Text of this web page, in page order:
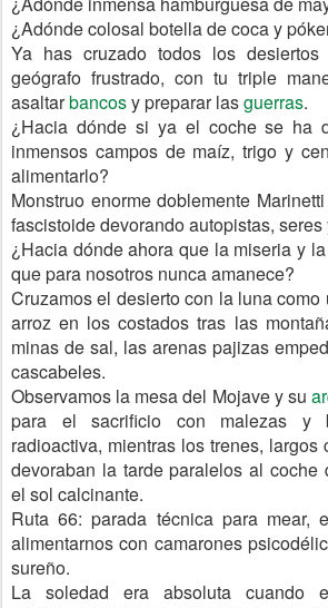
¿Adónde colosal botella de coca y
Ya has cruzado todos los
geógrafo frustrado, con tu triple
asaltarbancosy preparar lasguerras.
¿Hacia dónde si ya el coche se ha
inmensos campos de maíz, trigo y
alimentarlo?
Monstruo enorme doblemente
fascistoide devorando autopistas, seres
¿Hacia dónde ahora que la miseria y
que para nosotros nunca amanece?
Cruzamos el desierto con la luna
arroz en los costados tras las
minas de sal, las arenas pajizas
cascabeles.
Observamos la mesa del Mojave y su
para el sacrificio con malezas y
radioactiva, mientras los trenes, largos
devoraban la tarde paralelos al coche
el sol calcinante.
Ruta 66: parada técnica para mear,
alimentarnos con camarones
sureño.
La soledad era absoluta cuando